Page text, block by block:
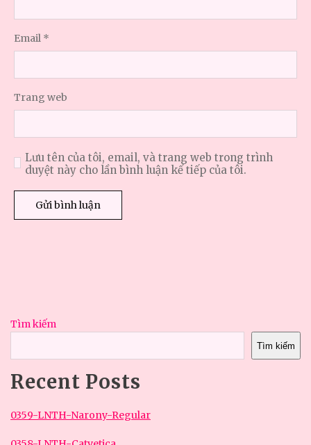
Email *
Trang web
Lưu tên của tôi, email, và trang web trong trình
duyệt này cho lần bình luận kế tiếp của tôi.
Tìm kiếm
Tìm kiếm
Recent Posts
0359-LNTH-Narony-Regular